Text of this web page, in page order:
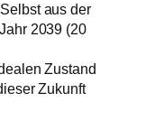
aus der
2039 (20
Zustand
Zukunft